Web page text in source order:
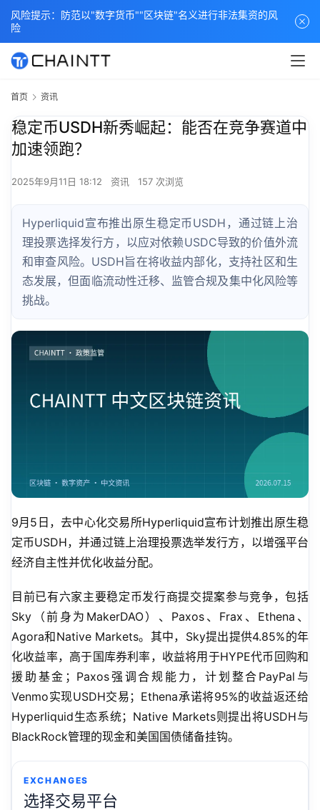
首页 资讯
稳定币USDH新秀崛起：能否在竞争赛道中
加速领跑？
2025年9月11日 18:12 资讯 157 次浏览
Hyperliquid宣布推出原生稳定币USDH，通过链上治
理投票选择发行方，以应对依赖USDC导致的价值外流
和审查风险。USDH旨在将收益内部化，支持社区和生
态发展，但面临流动性迁移、监管合规及集中化风险等
挑战。
9月5日，去中心化交易所Hyperliquid宣布计划推出原生稳
定币USDH，并通过链上治理投票选举发行方，以增强平台
经济自主性并优化收益分配。
目前已有六家主要稳定币发行商提交提案参与竞争，包括
Sky（前身为MakerDAO）、Paxos、Frax、Ethena、
Agora和Native Markets。其中，Sky提出提供4.85%的年
化收益率，高于国库券利率，收益将用于HYPE代币回购和
援助基金；Paxos强调合规能力，计划整合PayPal与
Venmo实现USDH交易；Ethena承诺将95%的收益返还给
Hyperliquid生态系统；Native Markets则提出将USDH与
BlackRock管理的现金和美国国债储备挂钩。
EXCHANGES
选择交易平台
风险提示：防范以"数字货币""区块链"名义进行非法集资的风
险